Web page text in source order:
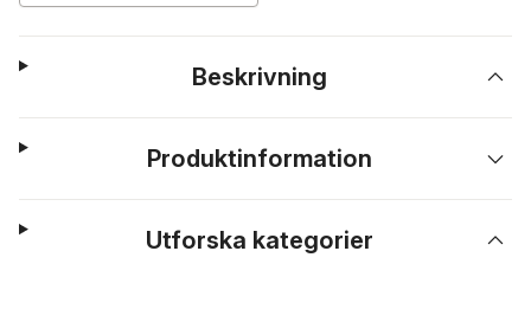
Beskrivning
Produktinformation
Utforska kategorier